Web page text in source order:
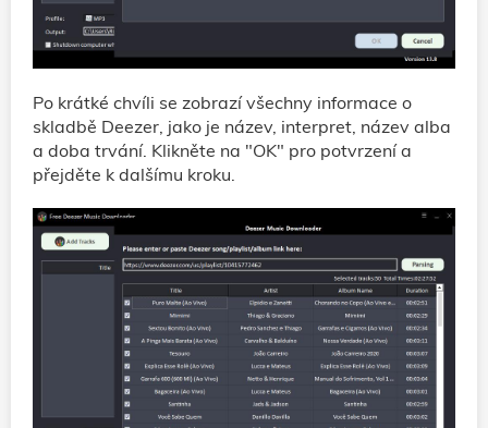
Po krátké chvíli se zobrazí všechny informace o
skladbě Deezer, jako je název, interpret, název alba
a doba trvání. Klikněte na "OK" pro potvrzení a
přejděte k dalšímu kroku.